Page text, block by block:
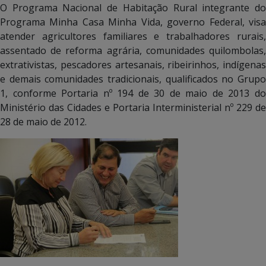
O Programa Nacional de Habitação Rural integrante do
Programa Minha Casa Minha Vida, governo Federal, visa
atender agricultores familiares e trabalhadores rurais,
assentado de reforma agrária, comunidades quilombolas,
extrativistas, pescadores artesanais, ribeirinhos, indígenas
e demais comunidades tradicionais, qualificados no Grupo
1, conforme Portaria nº 194 de 30 de maio de 2013 do
Ministério das Cidades e Portaria Interministerial nº 229 de
28 de maio de 2012.